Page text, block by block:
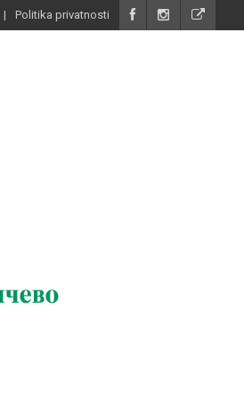
Politika privatnosti